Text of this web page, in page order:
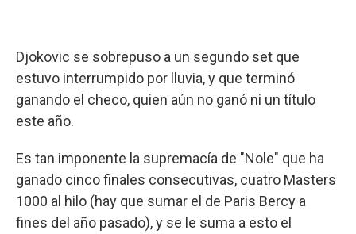
Djokovic se sobrepuso a un segundo set que
estuvo interrumpido por lluvia, y que terminó
ganando el checo, quien aún no ganó ni un título
este año.
Es tan imponente la supremacía de "Nole" que ha
ganado cinco finales consecutivas, cuatro Masters
1000 al hilo (hay que sumar el de Paris Bercy a
fines del año pasado), y se le suma a esto el